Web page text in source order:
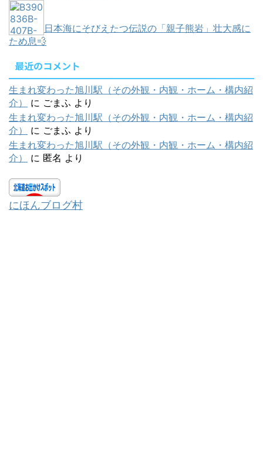
日本海にそびえたつ伝説の「親子熊岩」壮大感に
ため息💨
最近のコメント
生まれ変わった旭川駅（その外観・内観・ホーム・構内紹
介）
に ごまふ より
生まれ変わった旭川駅（その外観・内観・ホーム・構内紹
介）
に ごまふ より
生まれ変わった旭川駅（その外観・内観・ホーム・構内紹
介）
に 匿名 より
にほんブログ村